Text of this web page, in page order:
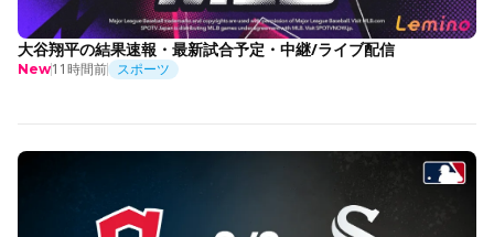
大谷翔平の結果速報・最新試合予定・中継/ライブ配信
New11時間前 スポーツ